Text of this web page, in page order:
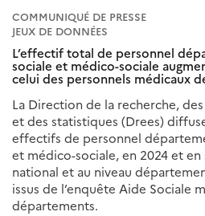
COMMUNIQUÉ DE PRESSE
JEUX DE DONNÉES
L’effectif total de personnel
sociale et médico-sociale
celui des personnels médicaux
La Direction de la recherche,
et des statistiques (Drees)
effectifs de personnel
et médico-sociale, en 2024 et en
national et au niveau
issus de l’enquête Aide Sociale
départements.